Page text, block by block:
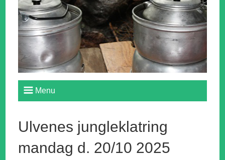
Menu
Ulvenes jungleklatring
mandag d. 20/10 2025